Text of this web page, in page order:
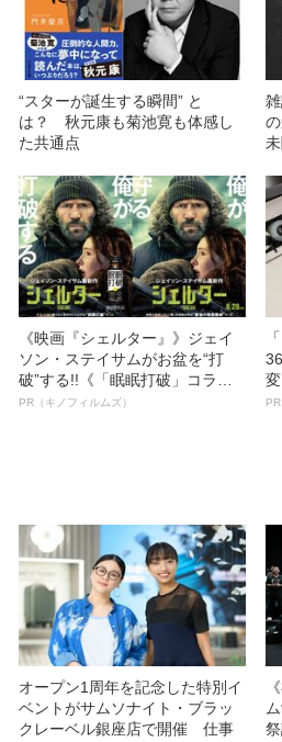
“スターが誕生する瞬間” と
は？ 秋元康も菊池寛も体感し
た共通点
《映画『シェルター』》ジェイ
ソン・ステイサムがお盆を“打
破”する!!《「眠眠打破」コラ
ボ》
PR（キノフィルムズ）
オープン1周年を記念した特別イ
ベントがサムソナイト・ブラッ
クレーベル銀座店で開催 仕事